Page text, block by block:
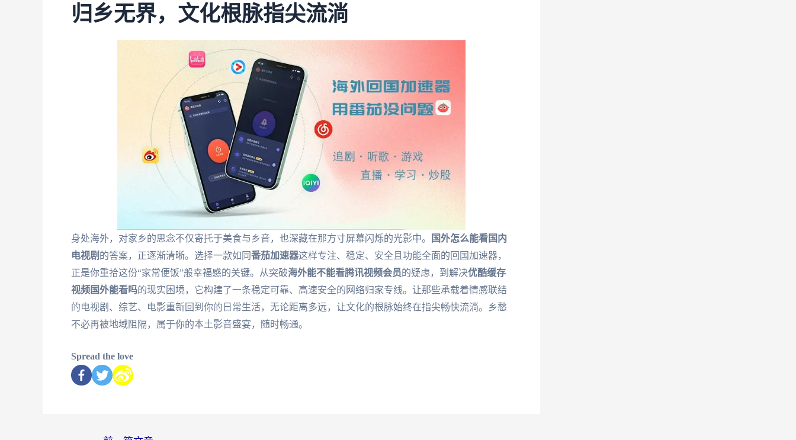
归乡无界，文化根脉指尖流淌
身处海外，对家乡的思念不仅寄托于美食与乡音，也深藏在那方寸屏幕闪烁的光影中。
国外怎么能看国内
电视剧 的答案，正逐渐清晰。选择一款如同 番茄加速器这样专注、稳定、安全且功能全面的回国加速器，
正是你重拾这份“家常便饭”般幸福感的关键。从突破海外能不能看腾讯视频会员的疑虑，到解决优酷缓存
视频国外能看吗的现实困境，它构建了一条稳定可靠、高速安全的网络归家专线。让那些承载着情感联结
的电视剧、综艺、电影重新回到你的日常生活，无论距离多远，让文化的根脉始终在指尖畅快流淌。乡愁
不必再被地域阻隔，属于你的本土影音盛宴，随时畅通。
Spread the love